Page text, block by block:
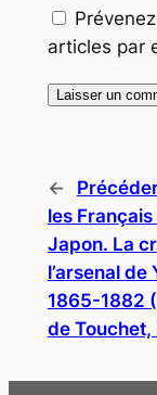
articles par
←
les
Japon. La
l’arsenal de
1865-1882
de